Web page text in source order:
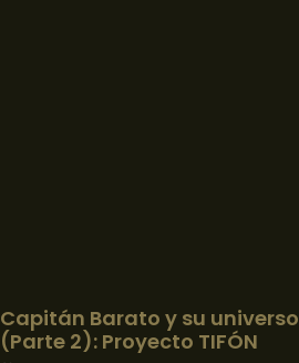
Capitán Barato y su universo
(Parte 2): Proyecto TIFÓN